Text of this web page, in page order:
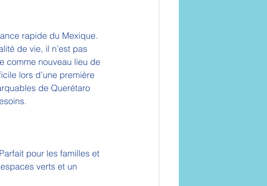
rapide du Mexique.
de vie, il n’est pas
comme nouveau lieu de
lors d’une première
de Querétaro
pour les familles et
verts et un